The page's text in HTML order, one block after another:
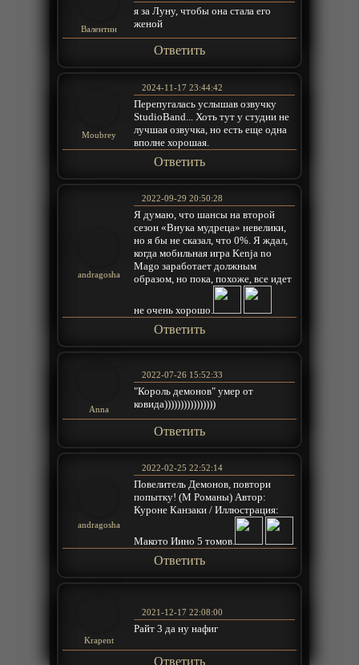
Валентин
я за Луну, чтобы она стала его
женой
Ответить
Moubrey
2024-11-17 23:44:42
Перепугалась услышав озвучку
StudioBand... Хоть тут у студии не
лучшая озвучка, но есть еще одна
вполне хорошая.
Ответить
andragosha
2022-09-29 20:50:28
Я думаю, что шансы на второй
сезон «Внука мудреца» невелики,
но я бы не сказал, что 0%. Я ждал,
когда мобильная игра Kenja no
Mago заработает должным
образом, но пока, похоже, все идет
не очень хорошо.
Ответить
Anna
2022-07-26 15:52:33
"Король демонов" умер от
ковида))))))))))))))))
Ответить
andragosha
2022-02-25 22:52:14
Повелитель Демонов, повтори
попытку! (М Романы) Автор:
Куроне Канзаки / Иллюстрация:
Макото Иино 5 томов.
Ответить
Krapent
2021-12-17 22:08:00
Райт 3 да ну нафиг
Ответить